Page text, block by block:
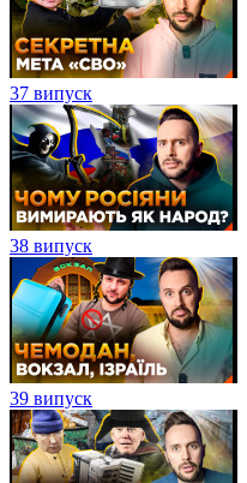
37 випуск
38 випуск
39 випуск